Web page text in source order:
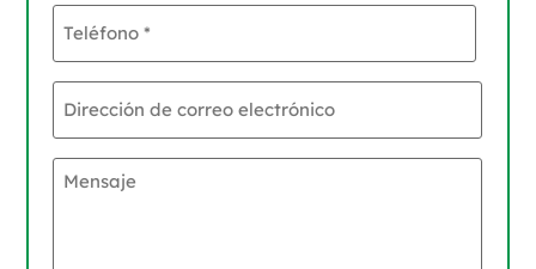
Teléfono
Dirección
de
Mensaje